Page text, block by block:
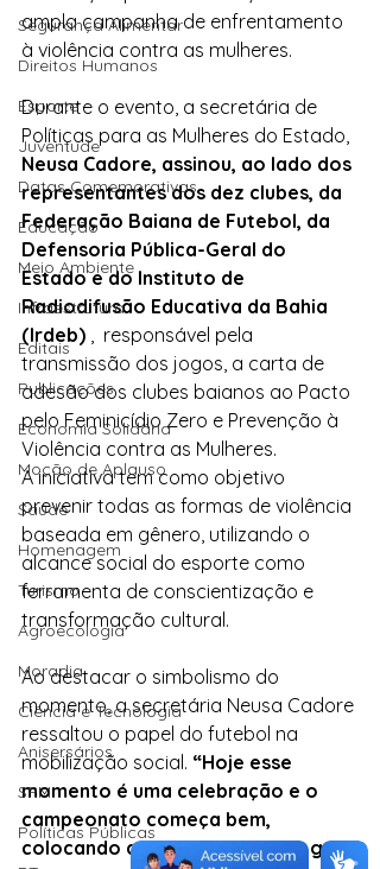
Segurança Alimentar
Direitos Humanos
Esporte
Juventude
Datas Comemorativas
Educação
Meio Ambiente
Infraestrutura
Editais
Publicações
Economia Solidária
Moção de Aplauso
Saúde
Homenagem
Turismo
Agroecologia
Moradia
Ciência e Tecnologia
Anisersários
SPM
Políticas Públicas
ampla campanha de enfrentamento
à violência contra as mulheres.
Durante o evento, a secretária de
Políticas para as Mulheres do Estado,
Neusa Cadore, assinou, ao lado dos
representantes dos dez clubes, da
Federação Baiana de Futebol, da
Defensoria Pública-Geral do
Estado e do Instituto de
Radiodifusão Educativa da Bahia
(Irdeb) ,  responsável pela
transmissão dos jogos, a carta de
adesão dos clubes baianos ao Pacto
pelo Feminicídio Zero e Prevenção à
Violência contra as Mulheres.
A iniciativa tem como objetivo
prevenir todas as formas de violência
baseada em gênero, utilizando o
alcance social do esporte como
ferramenta de conscientização e
transformação cultural.
Ao destacar o simbolismo do
momento, a secretária Neusa Cadore
ressaltou o papel do futebol na
mobilização social. “Hoje esse
momento é uma celebração e o
campeonato começa bem,
colocando a bola na frente do gol